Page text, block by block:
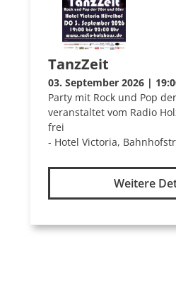
TanzZeit
03. September 2026 |
Party mit Rock und Pop
veranstaltet vom Radio
frei
- Hotel Victoria,
Weitere